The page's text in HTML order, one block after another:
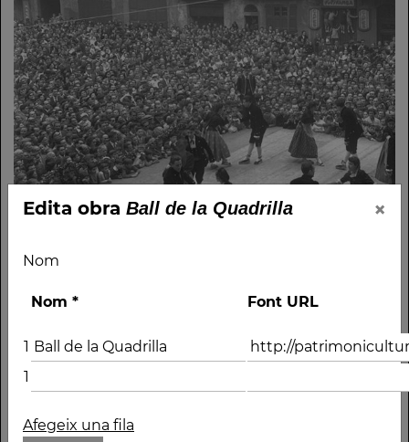
Edita obra Ball de la Quadrilla ×
Nom
Nom * Font URL
1
1
Afegeix una fila
Nom
Autor